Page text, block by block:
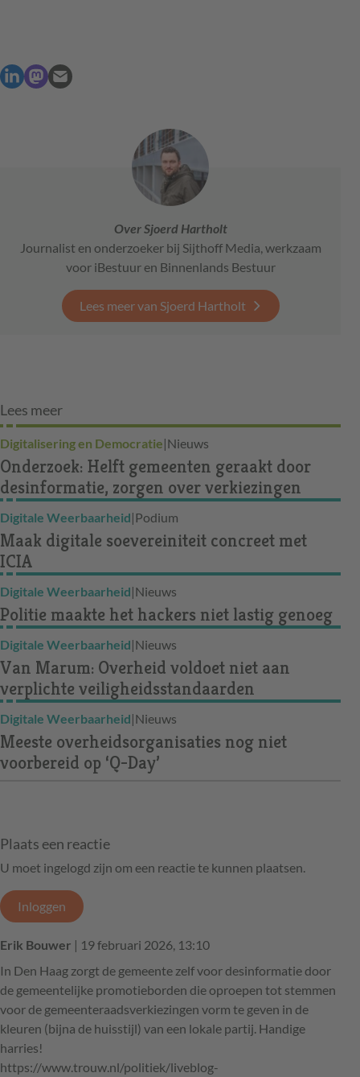
Over Sjoerd Hartholt
Journalist en onderzoeker bij Sijthoff Media, werkzaam
voor iBestuur en Binnenlands Bestuur
Lees meer van Sjoerd Hartholt
Lees meer
Digitalisering en Democratie|Nieuws
Onderzoek: Helft gemeenten geraakt door
desinformatie, zorgen over verkiezingen
Digitale Weerbaarheid|Podium
Maak digitale soevereiniteit concreet met
ICIA
Digitale Weerbaarheid|Nieuws
Politie maakte het hackers niet lastig genoeg
Digitale Weerbaarheid|Nieuws
Van Marum: Overheid voldoet niet aan
verplichte veiligheidsstandaarden
Digitale Weerbaarheid|Nieuws
Meeste overheidsorganisaties nog niet
voorbereid op ‘Q-Day’
Plaats een reactie
U moet ingelogd zijn om een reactie te kunnen plaatsen.
Inloggen
Erik Bouwer | 19 februari 2026, 13:10
In Den Haag zorgt de gemeente zelf voor desinformatie door
de gemeentelijke promotieborden die oproepen tot stemmen
voor de gemeenteraadsverkiezingen vorm te geven in de
kleuren (bijna de huisstijl) van een lokale partij. Handige
harries!
https://www.trouw.nl/politiek/liveblog-